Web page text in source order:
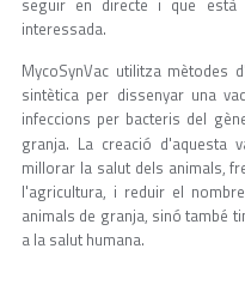
seguir en directe i que està
interessada.
MycoSynVac utilitza mètodes
sintètica per dissenyar una
infeccions per bacteris del
granja. La creació d'aquesta
millorar la salut dels animals,
l'agricultura, i reduir el
animals de granja, sinó també
a la salut humana.